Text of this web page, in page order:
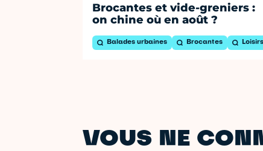
Brocantes et vide-greniers :
on chine où en août ?
Balades urbaines Brocantes Loisirs
VOUS NE